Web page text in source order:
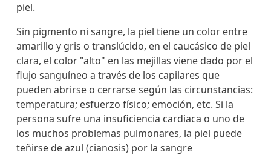
piel.
Sin pigmento ni sangre, la piel tiene un color entre
amarillo y gris o translúcido, en el caucásico de piel
clara, el color "alto" en las mejillas viene dado por el
flujo sanguíneo a través de los capilares que
pueden abrirse o cerrarse según las circunstancias:
temperatura; esfuerzo físico; emoción, etc. Si la
persona sufre una insuficiencia cardiaca o uno de
los muchos problemas pulmonares, la piel puede
teñirse de azul (cianosis) por la sangre